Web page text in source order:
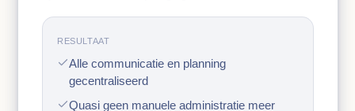
RESULTAAT
Alle communicatie en planning
gecentraliseerd
Quasi geen manuele administratie meer